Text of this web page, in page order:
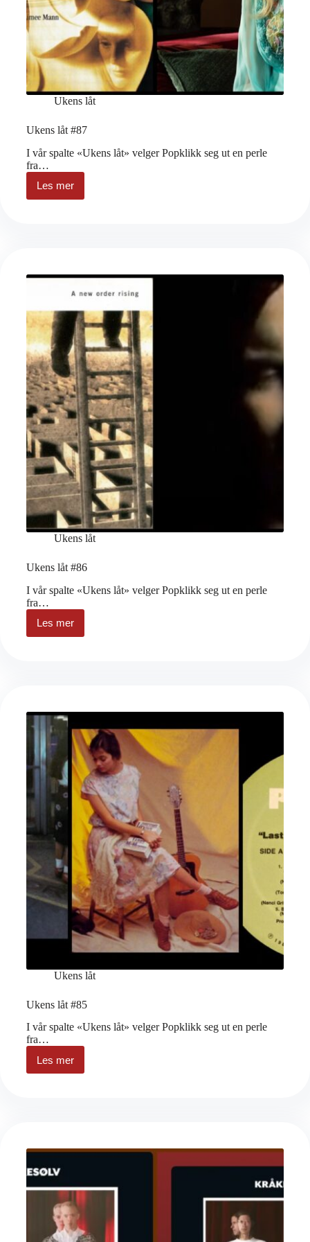
Ukens låt
Ukens låt #87
I vår spalte «Ukens låt» velger Popklikk seg ut en perle
fra…
Les mer
Ukens
låt
Ukens låt
Ukens låt #86
I vår spalte «Ukens låt» velger Popklikk seg ut en perle
fra…
Les mer
Ukens
låt
Ukens låt
Ukens låt #85
I vår spalte «Ukens låt» velger Popklikk seg ut en perle
fra…
Les mer
Ukens
låt